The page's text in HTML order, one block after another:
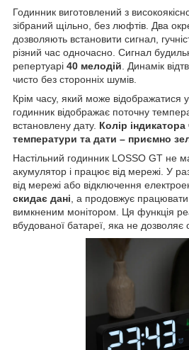
Годинник виготовлений з
зібраний щільно, без люфтів. Два
дозволяють встановити сигнал,
різний час одночасно. Сигнал
репертуарі 40 мелодій. Динамік
чисто без сторонніх шумів.
Крім часу, який може відображатися
годинник відображає поточну
встановлену дату. Колір
температури та дати – приємно
Настільний годинник LOSSO GT не
акумулятор і працює від мережі. У
від мережі або відключення
скидає дані, а продовжує
вимкненим монітором. Ця функція
вбудованої батареї, яка не